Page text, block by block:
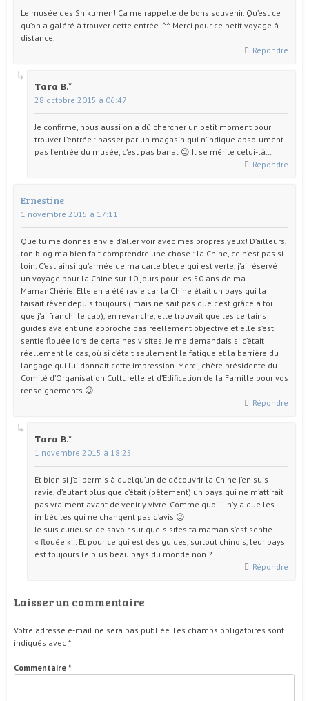
Le musée des Shikumen! Ça me rappelle de bons souvenir. Qu’est ce
qu’on a galéré à trouver cette entrée. ^^ Merci pour ce petit voyage à
distance.
Répondre
Tara B.
28 octobre 2015 à 06:47
Je confirme, nous aussi on a dû chercher un petit moment pour
trouver l’entrée : passer par un magasin qui n’indique absolument
pas l’entrée du musée, c’est pas banal 😉 Il se mérite celui-là…
Répondre
Ernestine
1 novembre 2015 à 17:11
Que tu me donnes envie d’aller voir avec mes propres yeux! D’ailleurs,
ton blog m’a bien fait comprendre une chose : la Chine, ce n’est pas si
loin. C’est ainsi qu’armée de ma carte bleue qui est verte, j’ai réservé
un voyage pour la Chine sur 10 jours pour les 50 ans de ma
MamanChérie. Elle en a été ravie car la Chine était un pays qui la
faisait rêver depuis toujours ( mais ne sait pas que c’est grâce à toi
que j’ai franchi le cap), en revanche, elle trouvait que les certains
guides avaient une approche pas réellement objective et elle s’est
sentie flouée lors de certaines visites. Je me demandais si c’était
réellement le cas, où si c’était seulement la fatigue et la barrière du
langage qui lui donnait cette impression. Merci, chère présidente du
Comité d’Organisation Culturelle et d’Edification de la Famille pour vos
renseignements 😉
Répondre
Tara B.
1 novembre 2015 à 18:25
Et bien si j’ai permis à quelqu’un de découvrir la Chine j’en suis
ravie, d’autant plus que c’était (bêtement) un pays qui ne m’attirait
pas vraiment avant de venir y vivre. Comme quoi il n’y a que les
imbéciles qui ne changent pas d’avis 😉
Je suis curieuse de savoir sur quels sites ta maman s’est sentie
« flouée »… Et pour ce qui est des guides, surtout chinois, leur pays
est toujours le plus beau pays du monde non ?
Répondre
Laisser un commentaire
Votre adresse e-mail ne sera pas publiée. Les champs obligatoires sont
indiqués avec *
Commentaire *